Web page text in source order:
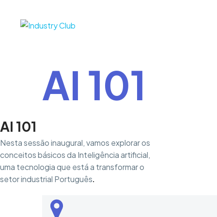
Te
AI 101
AI 101
Nesta sessão inaugural, vamos explorar os
conceitos básicos da Inteligência artificial,
uma tecnologia que está a transformar o
setor industrial Português.